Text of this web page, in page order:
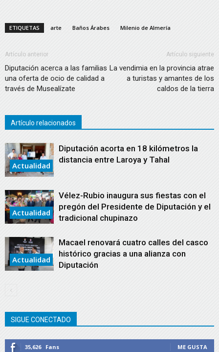
ETIQUETAS arte Baños Árabes Milenio de Almería
Artículo anterior
Diputación acerca a las familias
una oferta de ocio de calidad a
través de Musealízate
Artículo siguiente
La vendimia en la provincia atrae
a turistas y amantes de los
caldos de la tierra
Artículo relacionados
Actualidad
Diputación acorta en 18 kilómetros la
distancia entre Laroya y Tahal
Actualidad
Vélez-Rubio inaugura sus fiestas con el
pregón del Presidente de Diputación y el
tradicional chupinazo
Actualidad
Macael renovará cuatro calles del casco
histórico gracias a una alianza con
Diputación
SIGUE CONECTADO
35,626 Fans ME GUSTA